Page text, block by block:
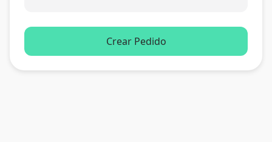
Crear Pedido